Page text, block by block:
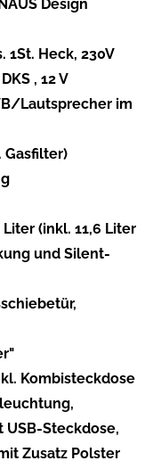
Design
1St. Heck, 230V
, 12 V
Lautsprecher im
Gasfilter)
(inkl. 11,6 Liter
und Silent-
Kombisteckdose
USB-Steckdose,
Zusatz Polster